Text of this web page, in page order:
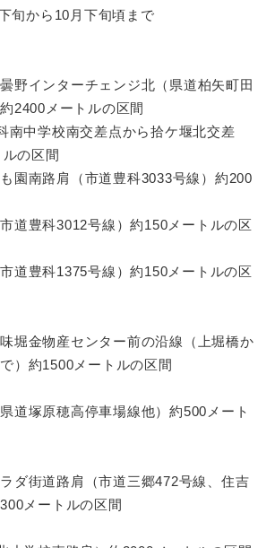
旬から10月下旬頃まで
野インターチェンジ北（県道柏矢町田
2400メートルの区間
南中学校南交差点から拾ケ堰北交差
の区間
園南路肩（市道豊科3033号線）約200
道豊科3012号線）約150メートルの区
道豊科1375号線）約150メートルの区
堀金物産センター前の沿線（上堀橋か
）約1500メートルの区間
道塚原穂高停車場線他）約500メート
ダ街道路肩（市道三郷472号線、住吉
メートルの区間